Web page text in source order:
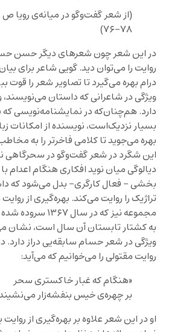
(از شعر گفت‌وگو در میانه‌ی رویا ص
۷۸-۷۶)
در این شعر چون شعرهای دیگر حسن
روایت را می‌توان دید. گویی شاعر برای
درام بهره می‌گیرد تا تصاویر شعر را قوت
ویژگی در شاعرانی که داستان می‌نویسند،
دارد. هم‌چنان‌که در نمایشنامه‌نویسی
بسیار نزدیک‌است، نویسنده از امکانات
بهره می‌جوید تا کلامی فاخرتر را به
این شگرد در شعر گفت‌وگو در سحرگاهی
دیالوگی میان نوید افکاری هنگام اعدام
بخشی – فعال کارگری- بدل می‌شود که
تراژیک را روایت می‌کند. بهره‌گیری از
مجموعه نیز که در سال
به کشتار تابستان آن سال است، نشان
ویژگی در شعر حسام سابقه‌یی دراز دارد.
روایت مقتولی را می‌خوانیم که می‌آید:
«هنگام كه غبار خاكستری سحر
بر چهره‌ی خيس بنفشه‌زار
او در این شعر علاوه بر بهره‌گیری از روایت